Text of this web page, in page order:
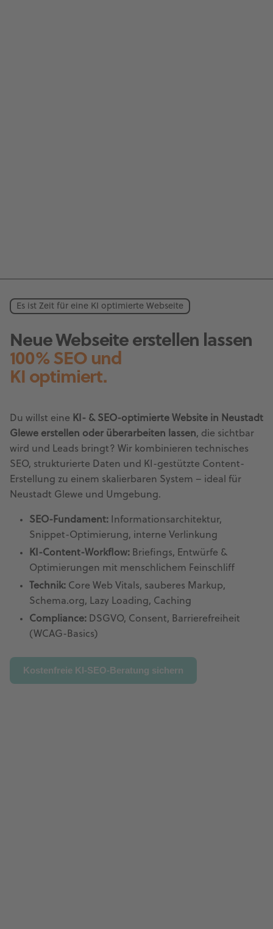
Es ist Zeit für eine KI optimierte Webseite
Neue Webseite erstellen lassen
100% SEO und
KI optimiert.
Du willst eine KI- & SEO-optimierte Website in Neustadt
Glewe erstellen oder überarbeiten lassen, die sichtbar
wird und Leads bringt? Wir kombinieren technisches
SEO, strukturierte Daten und KI-gestützte Content-
Erstellung zu einem skalierbaren System – ideal für
Neustadt Glewe und Umgebung.
SEO-Fundament: Informationsarchitektur,
Snippet-Optimierung, interne Verlinkung
KI-Content-Workflow: Briefings, Entwürfe &
Optimierungen mit menschlichem Feinschliff
Technik: Core Web Vitals, sauberes Markup,
Schema.org, Lazy Loading, Caching
Compliance: DSGVO, Consent, Barrierefreiheit
(WCAG-Basics)
Kostenfreie KI-SEO-Beratung sichern